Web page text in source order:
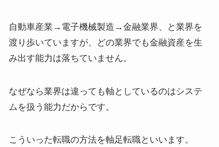
自動車産業→電子機械製造→金融業界、と業界を
渡り歩いていますが、どの業界でも金融資産を生
み出す能力は落ちていません。
なぜなら業界は違っても軸としているのはシステ
ムを扱う能力だからです。
こういった転職の方法を軸足転職といいます。